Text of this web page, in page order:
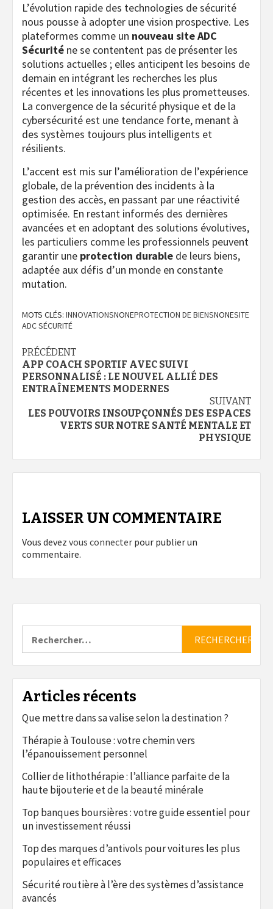
L’évolution rapide des technologies de sécurité
nous pousse à adopter une vision prospective. Les
plateformes comme un nouveau site ADC
Sécurité ne se contentent pas de présenter les
solutions actuelles ; elles anticipent les besoins de
demain en intégrant les recherches les plus
récentes et les innovations les plus prometteuses.
La convergence de la sécurité physique et de la
cybersécurité est une tendance forte, menant à
des systèmes toujours plus intelligents et
résilients.
L’accent est mis sur l’amélioration de l’expérience
globale, de la prévention des incidents à la
gestion des accès, en passant par une réactivité
optimisée. En restant informés des dernières
avancées et en adoptant des solutions évolutives,
les particuliers comme les professionnels peuvent
garantir une protection durable de leurs biens,
adaptée aux défis d’un monde en constante
mutation.
MOTS CLÉS: INNOVATIONSNONEPROTECTION DE BIENSNONESITE
ADC SÉCURITÉ
Navigation
d’article
PRÉCÉDENT
APP COACH SPORTIF AVEC SUIVI
PERSONNALISÉ : LE NOUVEL ALLIÉ DES
ENTRAÎNEMENTS MODERNES
SUIVANT
LES POUVOIRS INSOUPÇONNÉS DES ESPACES
VERTS SUR NOTRE SANTÉ MENTALE ET
PHYSIQUE
LAISSER UN COMMENTAIRE
Vous devez vous connecter pour publier un
commentaire.
Articles récents
Que mettre dans sa valise selon la destination ?
Thérapie à Toulouse : votre chemin vers
l’épanouissement personnel
Collier de lithothérapie : l’alliance parfaite de la
haute bijouterie et de la beauté minérale
Top banques boursières : votre guide essentiel pour
un investissement réussi
Top des marques d’antivols pour voitures les plus
populaires et efficaces
Sécurité routière à l’ère des systèmes d’assistance
avancés